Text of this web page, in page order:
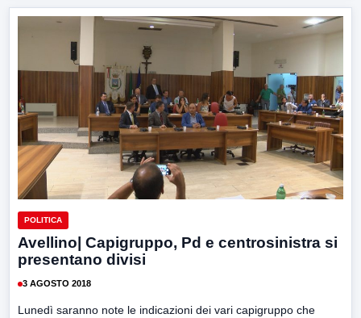
POLITICA
Avellino| Capigruppo, Pd e centrosinistra si
presentano divisi
3 AGOSTO 2018
Lunedì saranno note le indicazioni dei vari capigruppo che